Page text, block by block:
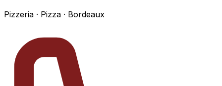
Pizzeria · Pizza · Bordeaux